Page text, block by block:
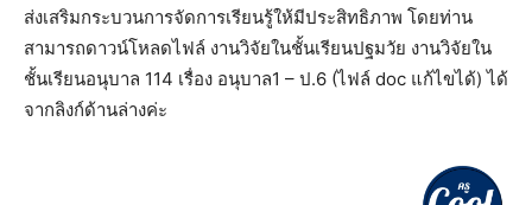
ส่งเสริมกระบวนการจัดการเรียนรู้ให้มีประสิทธิภาพ โดยท่าน
สามารถดาวน์โหลดไฟล์ งานวิจัยในชั้นเรียนปฐมวัย งานวิจัยใน
ชั้นเรียนอนุบาล 114 เรื่อง อนุบาล1 – ป.6 (ไฟล์ doc แก้ไขได้) ได้
จากลิงก์ด้านล่างค่ะ